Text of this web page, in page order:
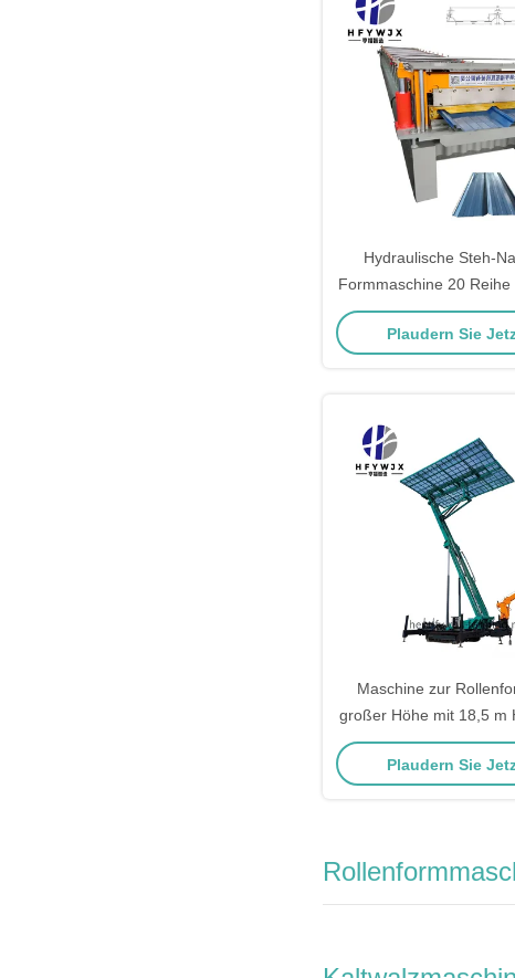
Hydraulische Steh-
Formmaschine 20 Reihe
farbige Stahl-Dach-und
Plaudern Sie
Maschine zur
großer Höhe mit 18,5 m
t Kapazität und
angetriebenem
Plaudern Sie